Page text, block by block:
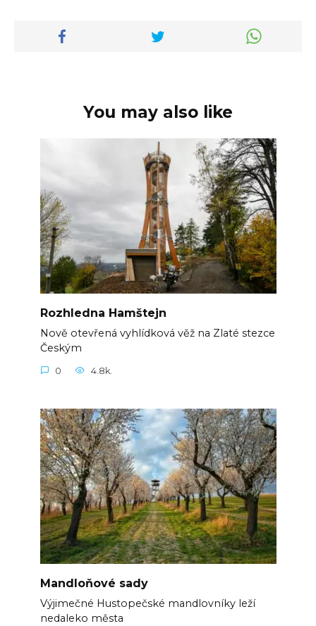
You may also like
Rozhledna Hamštejn
Nově otevřená vyhlídková věž na Zlaté stezce
Českým
0 4.8k.
Mandloňové sady
Výjimečné Hustopečské mandlovníky leží
nedaleko města